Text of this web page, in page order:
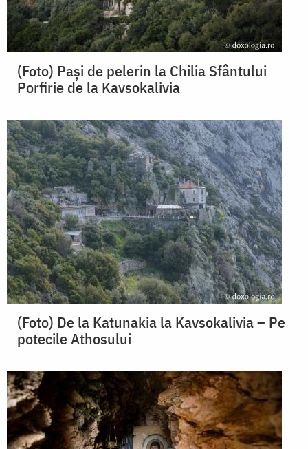
(Foto) Pași de pelerin la Chilia Sfântului
Porfirie de la Kavsokalivia
(Foto) De la Katunakia la Kavsokalivia – Pe
potecile Athosului